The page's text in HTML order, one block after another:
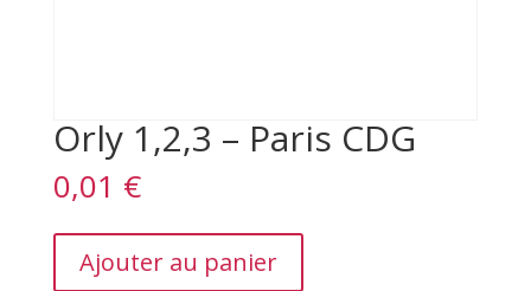
Orly 1,2,3 – Paris CDG
0,01 €
1,2,3Ajouter au panier